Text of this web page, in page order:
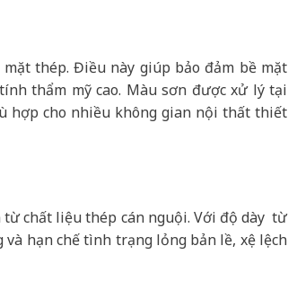
thép. Điều này giúp bảo đảm bề mặt
thẩm mỹ cao. Màu sơn được xử lý tại
hợp cho nhiều không gian nội thất thiết
từ chất liệu thép cán nguội. Với độ dày từ
và hạn chế tình trạng lỏng bản lề, xệ lệch